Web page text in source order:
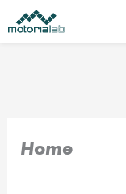
al
contenuto
Home